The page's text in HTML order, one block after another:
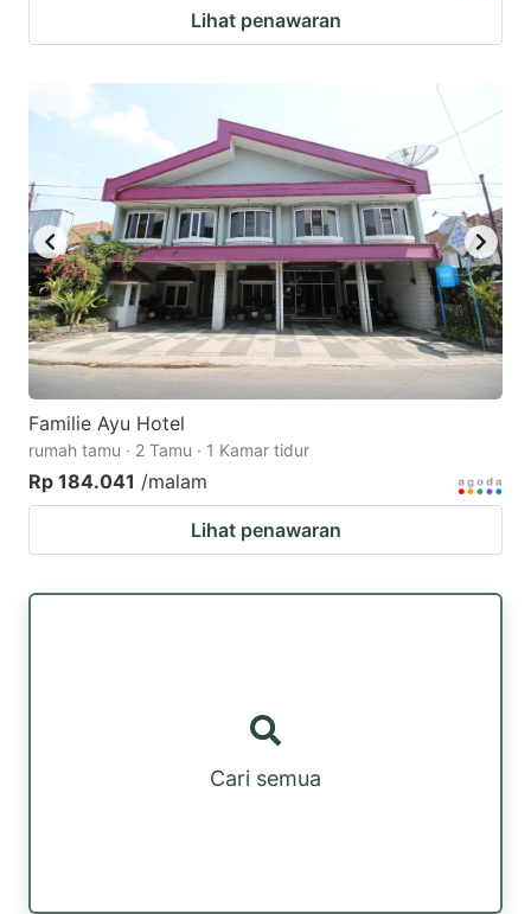
Lihat penawaran
Familie Ayu Hotel
rumah tamu · 2 Tamu · 1 Kamar tidur
Rp 184.041 /malam
Lihat penawaran
Cari semua